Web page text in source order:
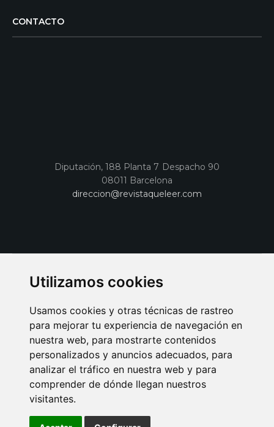
Utilizamos cookies
Usamos cookies y otras técnicas de rastreo
para mejorar tu experiencia de navegación en
nuestra web, para mostrarte contenidos
personalizados y anuncios adecuados, para
analizar el tráfico en nuestra web y para
comprender de dónde llegan nuestros
visitantes.
CONTACTO
Diputación, 188 Planta 7 Despacho 90
08011 Barcelona
direccion@revistaqueleer.com
AVISO LEGAL POLITICA DE COOKIES
POLITICA DE PRIVACIDAD
PUBLICIDAD EN LA REVISTA QUÉ LEER
SORTEO-PREESTRENOS
SUSCRIPCIONES
Connecor Revistas